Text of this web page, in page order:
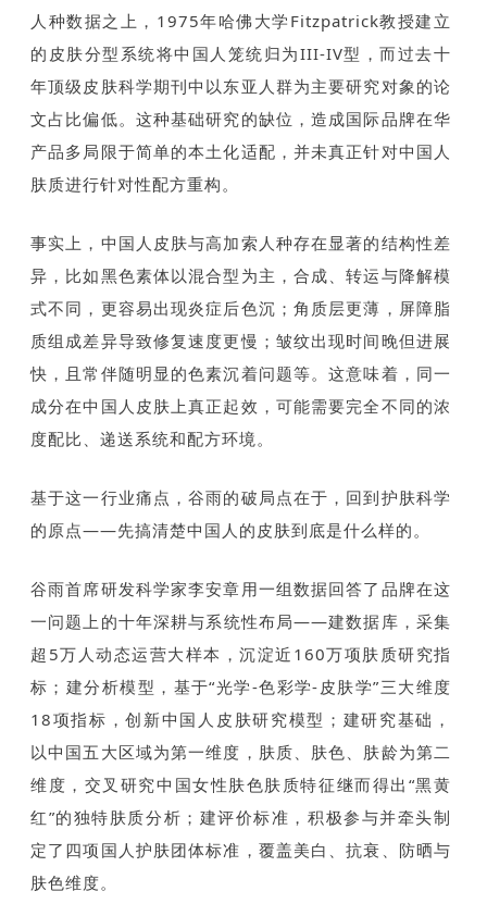
人种数据之上，1975年哈佛大学Fitzpatrick教授建立
的皮肤分型系统将中国人笼统归为III-IV型，而过去十
年顶级皮肤科学期刊中以东亚人群为主要研究对象的论
文占比偏低。这种基础研究的缺位，造成国际品牌在华
产品多局限于简单的本土化适配，并未真正针对中国人
肤质进行针对性配方重构。
事实上，中国人皮肤与高加索人种存在显著的结构性差
异，比如黑色素体以混合型为主，合成、转运与降解模
式不同，更容易出现炎症后色沉；角质层更薄，屏障脂
质组成差异导致修复速度更慢；皱纹出现时间晚但进展
快，且常伴随明显的色素沉着问题等。这意味着，同一
成分在中国人皮肤上真正起效，可能需要完全不同的浓
度配比、递送系统和配方环境。
基于这一行业痛点，谷雨的破局点在于，回到护肤科学
的原点——先搞清楚中国人的皮肤到底是什么样的。
谷雨首席研发科学家李安章用一组数据回答了品牌在这
一问题上的十年深耕与系统性布局——建数据库，采集
超5万人动态运营大样本，沉淀近160万项肤质研究指
标；建分析模型，基于“光学-色彩学-皮肤学”三大维度
18项指标，创新中国人皮肤研究模型；建研究基础，
以中国五大区域为第一维度，肤质、肤色、肤龄为第二
维度，交叉研究中国女性肤色肤质特征继而得出“黑黄
红”的独特肤质分析；建评价标准，积极参与并牵头制
定了四项国人护肤团体标准，覆盖美白、抗衰、防晒与
肤色维度。